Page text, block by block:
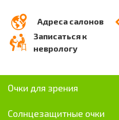
Адреса салонов
Записаться к
неврологу
Очки для зрения
Солнцезащитные очки